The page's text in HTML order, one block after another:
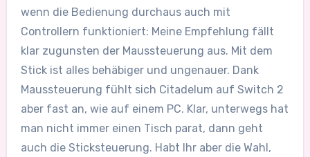
wenn die Bedienung durchaus auch mit
Controllern funktioniert: Meine Empfehlung fällt
klar zugunsten der Maussteuerung aus. Mit dem
Stick ist alles behäbiger und ungenauer. Dank
Maussteuerung fühlt sich Citadelum auf Switch 2
aber fast an, wie auf einem PC. Klar, unterwegs hat
man nicht immer einen Tisch parat, dann geht
auch die Sticksteuerung. Habt Ihr aber die Wahl,